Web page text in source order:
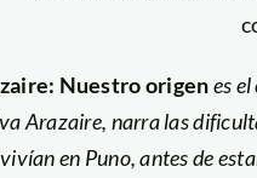
Nuestro origenes
Arazaire, narra las
en Puno, antes de